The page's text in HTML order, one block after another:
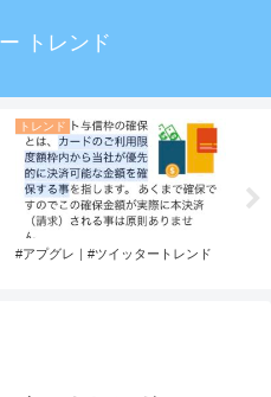
トレンド
トレンド
#アプグレ｜#ツイッタートレンド